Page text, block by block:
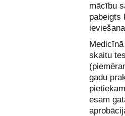
mācību
pabeigts
skaitu
gadu
esam